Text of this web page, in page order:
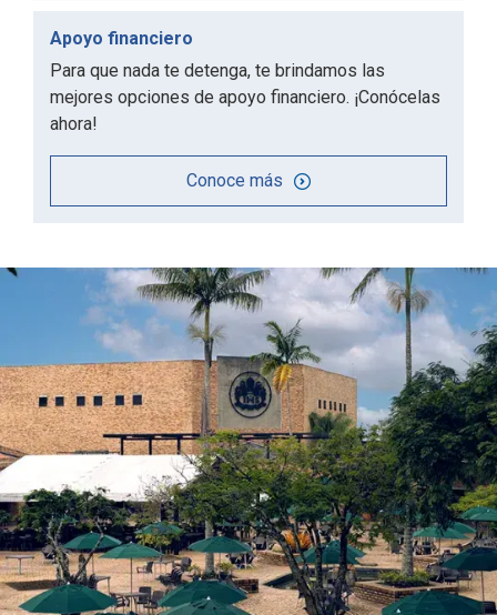
Apoyo financiero
Para que nada te detenga, te brindamos las
mejores opciones de apoyo financiero. ¡Conócelas
ahora!
Conoce más